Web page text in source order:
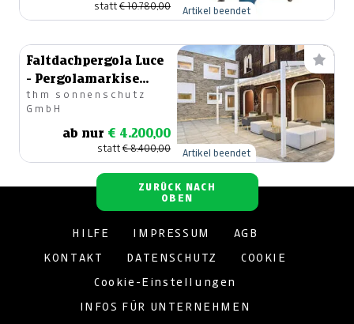
statt€ 10.780,00 Artikel beendet
Faltdachpergola Luce
- Pergolamarkise
(weiß)
thm sonnenschutz
GmbH
ab nur € 4.200,00
statt€ 8.400,00 Artikel beendet
ZURÜCK NACH
OBEN
HILFE IMPRESSUM AGB
KONTAKT DATENSCHUTZ COOKIE
Cookie-Einstellungen
INFOS FÜR UNTERNEHMEN